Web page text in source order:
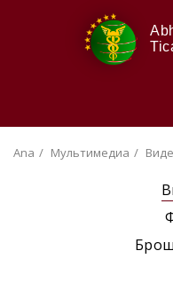
Ana Мультимедиа